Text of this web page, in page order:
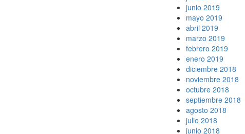
junio 2019
mayo 2019
abril 2019
marzo 2019
febrero 2019
enero 2019
diciembre 2018
noviembre 2018
octubre 2018
septiembre 2018
agosto 2018
julio 2018
junio 2018